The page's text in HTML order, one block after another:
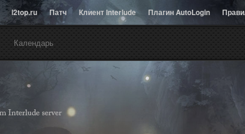
l2top.ru Патч Клиент Interlude Плагин AutoLogin
Календарь